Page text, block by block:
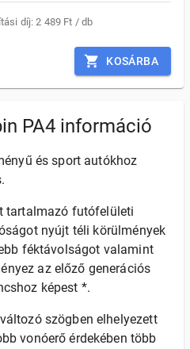
díj: 2 489 Ft / db
KOSÁRBA
PA4 információ
és sport autókhoz
tartalmazó futófelületi
nyújt téli körülmények
féktávolságot valamint
az előző generációs
képest *.
szögben elhelyezett
vonóerő érdekében több